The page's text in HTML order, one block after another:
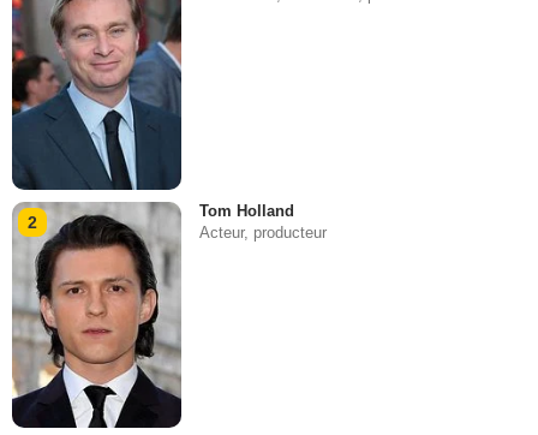
2
Tom Holland
Acteur, producteur